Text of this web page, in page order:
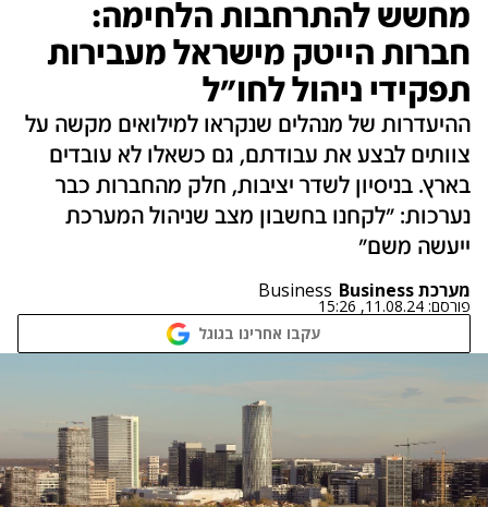
מחשש להתרחבות הלחימה:
חברות הייטק מישראל מעבירות
תפקידי ניהול לחו"ל
ההיעדרות של מנהלים שנקראו למילואים מקשה על
צוותים לבצע את עבודתם, גם כשאלו לא עובדים
בארץ. בניסיון לשדר יציבות, חלק מהחברות כבר
נערכות: "לקחנו בחשבון מצב שניהול המערכת
ייעשה משם"
מערכת Business Business
פורסם: 11.08.24, 15:26
עקבו אחרינו בגוגל